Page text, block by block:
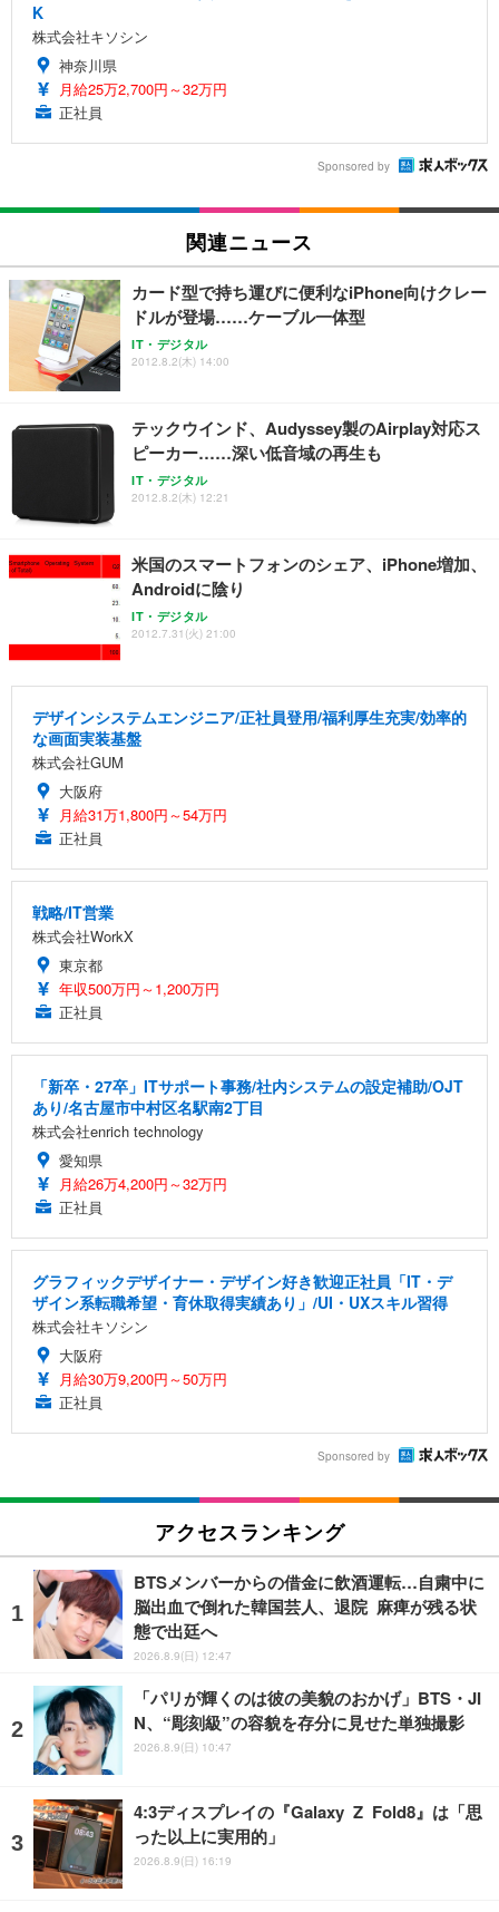
K
株式会社キソシン
神奈川県
月給25万2,700円～32万円
正社員
Sponsored by
関連ニュース
カード型で持ち運びに便利なiPhone向けクレー
ドルが登場……ケーブル一体型
IT・デジタル
2012.8.2(木) 14:00
テックウインド、Audyssey製のAirplay対応ス
ピーカー……深い低音域の再生も
IT・デジタル
2012.8.2(木) 12:21
米国のスマートフォンのシェア、iPhone増加、
Androidに陰り
IT・デジタル
2012.7.31(火) 21:00
デザインシステムエンジニア/正社員登用/福利厚生充実/効率的
な画面実装基盤
株式会社GUM
大阪府
月給31万1,800円～54万円
正社員
戦略/IT営業
株式会社WorkX
東京都
年収500万円～1,200万円
正社員
「新卒・27卒」ITサポート事務/社内システムの設定補助/OJT
あり/名古屋市中村区名駅南2丁目
株式会社enrich technology
愛知県
月給26万4,200円～32万円
正社員
グラフィックデザイナー・デザイン好き歓迎正社員「IT・デ
ザイン系転職希望・育休取得実績あり」/UI・UXスキル習得
株式会社キソシン
大阪府
月給30万9,200円～50万円
正社員
Sponsored by
アクセスランキング
BTSメンバーからの借金に飲酒運転…自粛中に
脳出血で倒れた韓国芸人、退院 麻痺が残る状
態で出廷へ
2026.8.9(日) 12:47
「パリが輝くのは彼の美貌のおかげ」BTS・JI
N、“彫刻級”の容貌を存分に見せた単独撮影
2026.8.9(日) 10:47
4:3ディスプレイの『Galaxy Z Fold8』は「思
った以上に実用的」
2026.8.9(日) 16:19